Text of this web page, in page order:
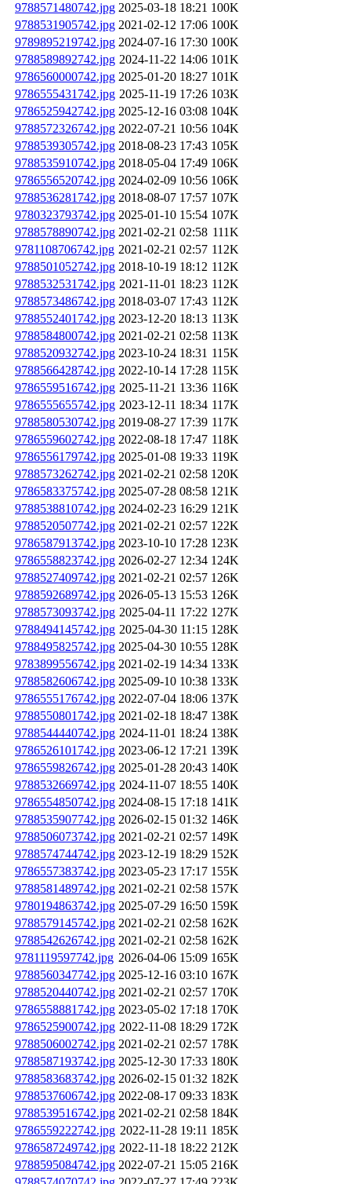
9788571480742.jpg 2025-03-18 18:21 100K
9788531905742.jpg 2021-02-12 17:06 100K
9789895219742.jpg 2024-07-16 17:30 100K
9788589892742.jpg 2024-11-22 14:06 101K
9786560000742.jpg 2025-01-20 18:27 101K
9786555431742.jpg 2025-11-19 17:26 103K
9786525942742.jpg 2025-12-16 03:08 104K
9788572326742.jpg 2022-07-21 10:56 104K
9788539305742.jpg 2018-08-23 17:43 105K
9788535910742.jpg 2018-05-04 17:49 106K
9786556520742.jpg 2024-02-09 10:56 106K
9788536281742.jpg 2018-08-07 17:57 107K
9780323793742.jpg 2025-01-10 15:54 107K
9788578890742.jpg 2021-02-21 02:58 111K
9781108706742.jpg 2021-02-21 02:57 112K
9788501052742.jpg 2018-10-19 18:12 112K
9788532531742.jpg 2021-11-01 18:23 112K
9788573486742.jpg 2018-03-07 17:43 112K
9788552401742.jpg 2023-12-20 18:13 113K
9788584800742.jpg 2021-02-21 02:58 113K
9788520932742.jpg 2023-10-24 18:31 115K
9788566428742.jpg 2022-10-14 17:28 115K
9786559516742.jpg 2025-11-21 13:36 116K
9786555655742.jpg 2023-12-11 18:34 117K
9788580530742.jpg 2019-08-27 17:39 117K
9786559602742.jpg 2022-08-18 17:47 118K
9786556179742.jpg 2025-01-08 19:33 119K
9788573262742.jpg 2021-02-21 02:58 120K
9786583375742.jpg 2025-07-28 08:58 121K
9788538810742.jpg 2024-02-23 16:29 121K
9788520507742.jpg 2021-02-21 02:57 122K
9786587913742.jpg 2023-10-10 17:28 123K
9786558823742.jpg 2026-02-27 12:34 124K
9788527409742.jpg 2021-02-21 02:57 126K
9788592689742.jpg 2026-05-13 15:53 126K
9788573093742.jpg 2025-04-11 17:22 127K
9788494145742.jpg 2025-04-30 11:15 128K
9788495825742.jpg 2025-04-30 10:55 128K
9783899556742.jpg 2021-02-19 14:34 133K
9788582606742.jpg 2025-09-10 10:38 133K
9786555176742.jpg 2022-07-04 18:06 137K
9788550801742.jpg 2021-02-18 18:47 138K
9788544440742.jpg 2024-11-01 18:24 138K
9786526101742.jpg 2023-06-12 17:21 139K
9786559826742.jpg 2025-01-28 20:43 140K
9788532669742.jpg 2024-11-07 18:55 140K
9786554850742.jpg 2024-08-15 17:18 141K
9788535907742.jpg 2026-02-15 01:32 146K
9788506073742.jpg 2021-02-21 02:57 149K
9788574744742.jpg 2023-12-19 18:29 152K
9786557383742.jpg 2023-05-23 17:17 155K
9788581489742.jpg 2021-02-21 02:58 157K
9780194863742.jpg 2025-07-29 16:50 159K
9788579145742.jpg 2021-02-21 02:58 162K
9788542626742.jpg 2021-02-21 02:58 162K
9781119597742.jpg 2026-04-06 15:09 165K
9788560347742.jpg 2025-12-16 03:10 167K
9788520440742.jpg 2021-02-21 02:57 170K
9786558881742.jpg 2023-05-02 17:18 170K
9786525900742.jpg 2022-11-08 18:29 172K
9788506002742.jpg 2021-02-21 02:57 178K
9788587193742.jpg 2025-12-30 17:33 180K
9788583683742.jpg 2026-02-15 01:32 182K
9788537606742.jpg 2022-08-17 09:33 183K
9788539516742.jpg 2021-02-21 02:58 184K
9786559222742.jpg 2022-11-28 19:11 185K
9786587249742.jpg 2022-11-18 18:22 212K
9788595084742.jpg 2022-07-21 15:05 216K